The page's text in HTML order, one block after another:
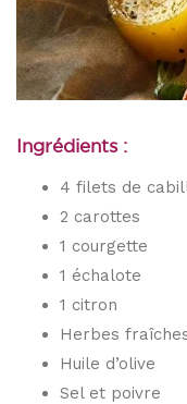
Ingrédients :
4 filets de
2 carottes
1 courgette
1 échalote
1 citron
Herbes
Huile d’olive
Sel et poivre